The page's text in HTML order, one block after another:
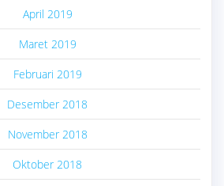
April 2019
Maret 2019
Februari 2019
Desember 2018
November 2018
Oktober 2018